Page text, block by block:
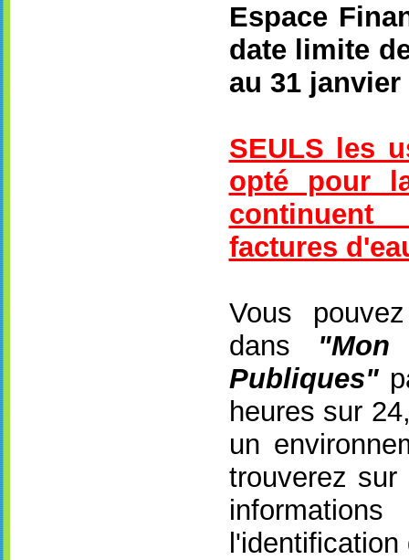
Espace
date limite
au 31 janvier
SEULS les
opté pour
factures
Vous
dans "Mon
Publiques"
heures sur
un
trouverez